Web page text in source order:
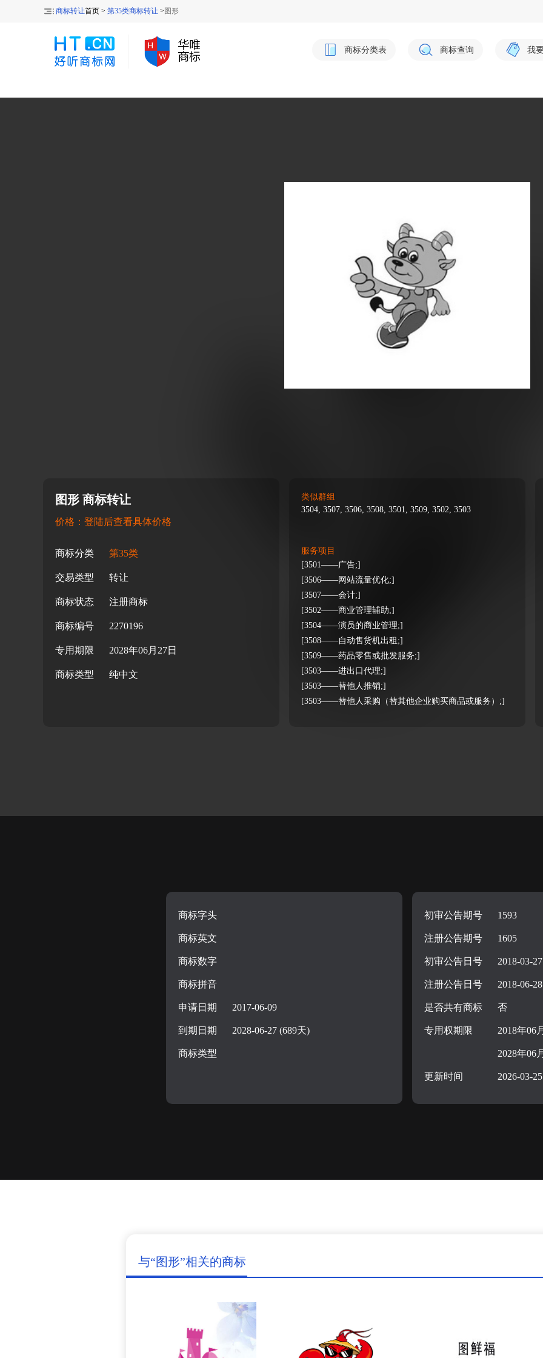
商标转让首页 > 第35类商标转让 > 图形
商标分类表 商标查询 我
图形 商标转让
价格：登陆后查看具体价格
商标分类 第35类
交易类型 转让
商标状态 注册商标
商标编号 2270196
专用期限 2028年06月27日
商标类型 纯中文
类似群组
3504, 3507, 3506, 3508, 3501, 3509, 3502, 3503
服务项目
[3501——广告;]
[3506——网站流量优化;]
[3507——会计;]
[3502——商业管理辅助;]
[3504——演员的商业管理;]
[3508——自动售货机出租;]
[3509——药品零售或批发服务;]
[3503——进出口代理;]
[3503——替他人推销;]
[3503——替他人采购（替其他企业购买商品或服务）;]
商标字头
商标英文
商标数字
商标拼音
申请日期 2017-06-09
到期日期 2028-06-27 (689天)
商标类型
初审公告期号 1593
注册公告期号 1605
初审公告日号 2018-03-27
注册公告日号 2018-06-28
是否共有商标 否
专用权期限 2018年06
2028年06
更新时间 2026-03-25
与“图形”相关的商标